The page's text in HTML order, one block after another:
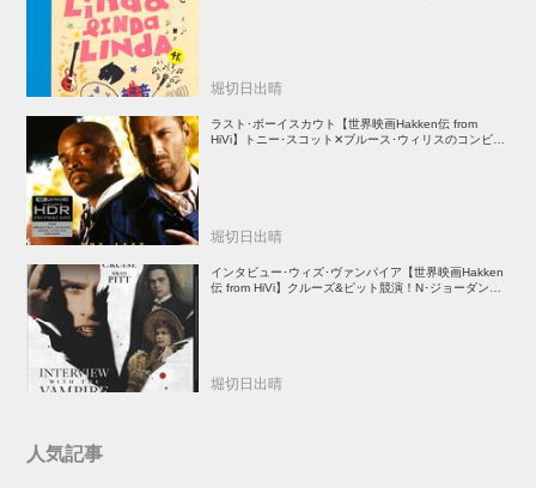
堀切日出晴
ラスト･ボーイスカウト【世界映画Hakken伝 from
HiVi】トニー･スコット✕ブルース･ウィリスのコンビが
堀切日出晴
インタビュー･ウィズ･ヴァンパイア【世界映画Hakken
伝 from HiVi】クルーズ&ピット競演！N･ジョーダン監
堀切日出晴
人気記事